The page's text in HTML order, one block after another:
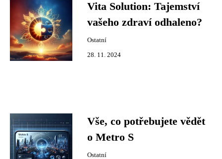
Vita Solution: Tajemství
vašeho zdraví odhaleno?
Ostatní
28. 11. 2024
Vše, co potřebujete vědět
o Metro S
Ostatní